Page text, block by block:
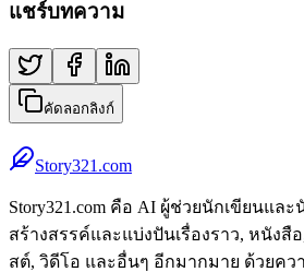
แชร์บทความ
คัดลอกลิงก์
Story321.com
Story321.com คือ AI ผู้ช่วยนักเขียนและ
สร้างสรรค์และแบ่งปันเรื่องราว, หนัง
สต์, วิดีโอ และอื่นๆ อีกมากมาย ด้วยคว